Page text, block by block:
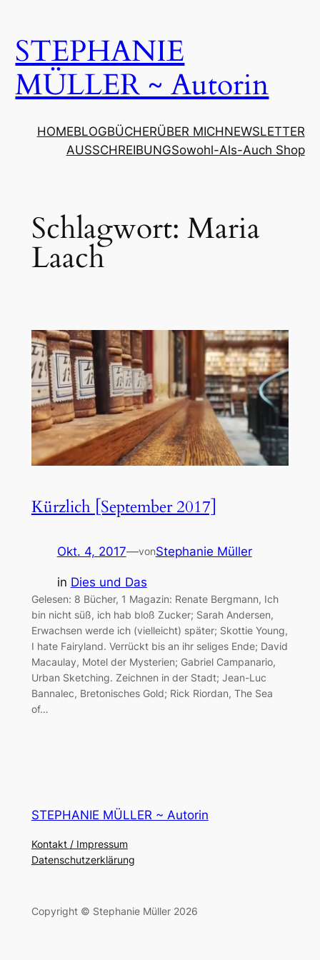
springen
STEPHANIE
MÜLLER ~ Autorin
HOMEBLOGBÜCHERÜBER MICHNEWSLETTER
AUSSCHREIBUNGSowohl-Als-Auch Shop
Schlagwort: Maria
Laach
Kürzlich [September 2017]
Okt. 4, 2017—vonStephanie Müller
in Dies und Das
Gelesen: 8 Bücher, 1 Magazin: Renate Bergmann, Ich
bin nicht süß, ich hab bloß Zucker; Sarah Andersen,
Erwachsen werde ich (vielleicht) später; Skottie Young,
I hate Fairyland. Verrückt bis an ihr seliges Ende; David
Macaulay, Motel der Mysterien; Gabriel Campanario,
Urban Sketching. Zeichnen in der Stadt; Jean-Luc
Bannalec, Bretonisches Gold; Rick Riordan, The Sea
of…
STEPHANIE MÜLLER ~ Autorin
Kontakt / Impressum
Datenschutzerklärung
Copyright © Stephanie Müller 2026